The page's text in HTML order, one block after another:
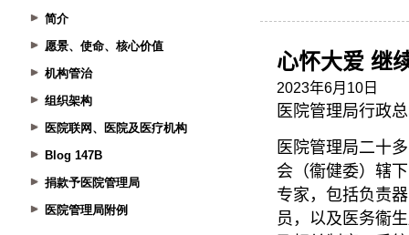
简介
愿景、使命、核心价值
机构管治
组织架构
医院联网、医院及医疗机构
Blog 147B
捐款予医院管理局
医院管理局附例